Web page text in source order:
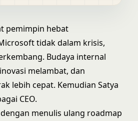
pemimpin hebat
tidak dalam krisis,
Budaya internal
melambat, dan
lebih cepat. Kemudian Satya
CEO.
menulis ulang roadmap